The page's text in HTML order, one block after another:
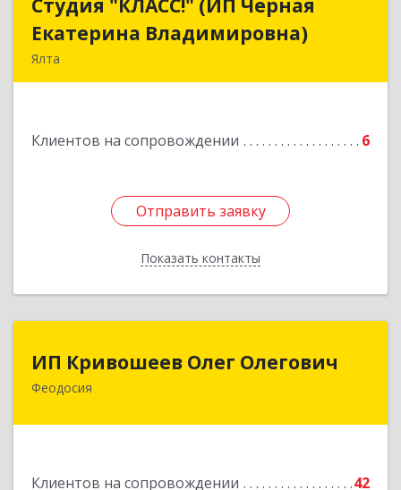
Студия "КЛАСС!" (ИП Черная
Екатерина Владимировна)
Ялта
Клиентов на сопровождении 6
Отправить заявку
Показать контакты
Студия "КЛАСС!" (ИП Черная
Екатерина Владимировна)
Отправить заявку
Назад
ИП Кривошеев Олег Олегович
Феодосия
Клиентов на сопровождении 42